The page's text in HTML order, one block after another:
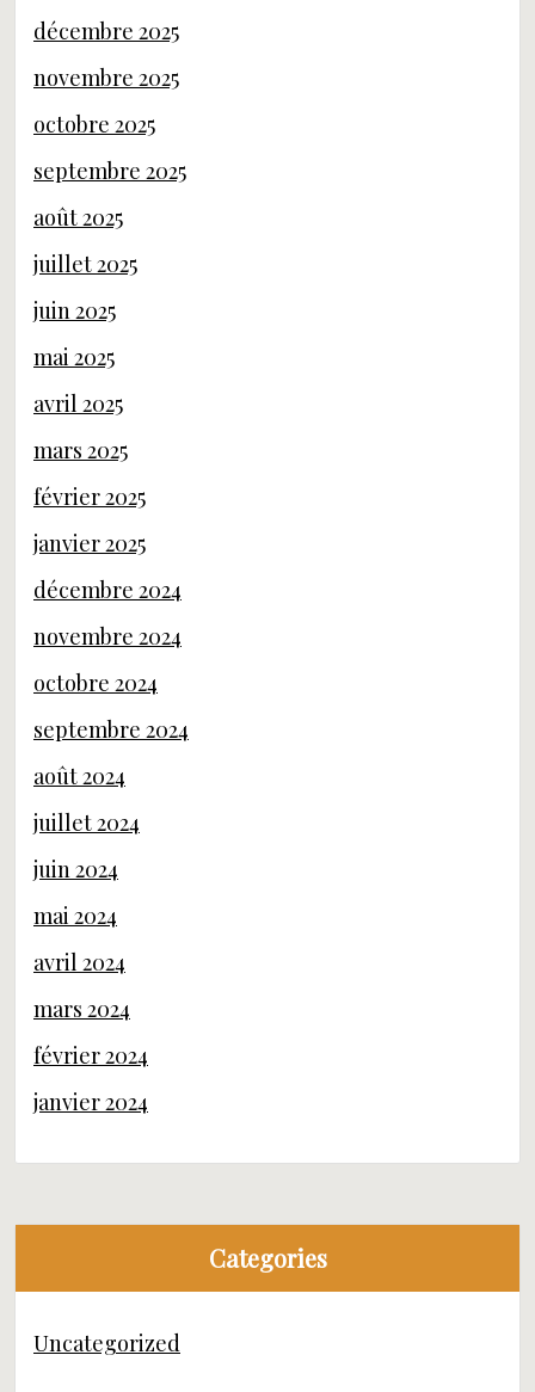
décembre 2025
novembre 2025
octobre 2025
septembre 2025
août 2025
juillet 2025
juin 2025
mai 2025
avril 2025
mars 2025
février 2025
janvier 2025
décembre 2024
novembre 2024
octobre 2024
septembre 2024
août 2024
juillet 2024
juin 2024
mai 2024
avril 2024
mars 2024
février 2024
janvier 2024
Categories
Uncategorized